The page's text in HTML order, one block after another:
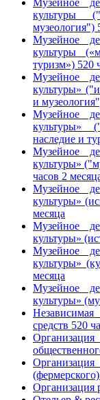
культуры
музеология")
Музейное
культуры
туризм») 520
Музейное
культуры»
и
Музейное
культуры»
наследие и
Музейное
культуры»
часов 2
Музейное
культуры»
месяца
Музейное
культуры»
Музейное
культуры»
месяца
Музейное
культуры»
средств 520
Организация